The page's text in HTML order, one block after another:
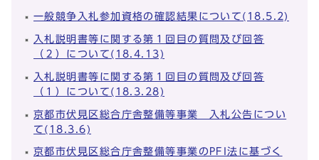
一般競争入札参加資格の確認結果について(18.5.2)
入札説明書等に関する第１回目の質問及び回答
（２）について(18.4.13)
入札説明書等に関する第１回目の質問及び回答
（１）について(18.3.28)
京都市伏見区総合庁舎整備等事業 入札公告につい
て(18.3.6)
京都市伏見区総合庁舎整備等事業のPFI法に基づく